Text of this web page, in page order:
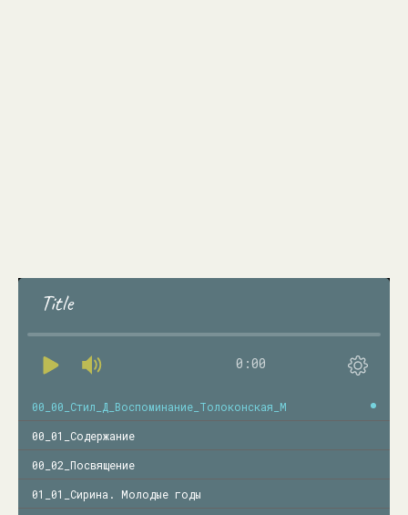
Title
0:00
00_00_Стил_Д_Воспоминание_Толоконская_М
00_01_Содержание
00_02_Посвящение
01_01_Сирина. Молодые годы